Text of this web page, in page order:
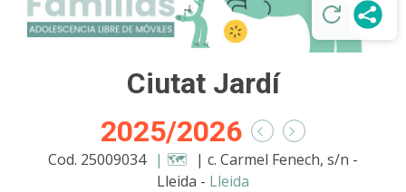
Ciutat Jardí
2025/2026
Cod. 25009034 | 🗺️ | c. Carmel Fenech, s/n -
Lleida - Lleida